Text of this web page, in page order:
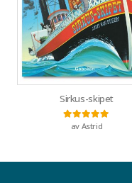
Sirkus-skipet
Vurdert5
av Astrid